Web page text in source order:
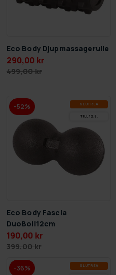
Eco Body Djupmassagerulle
290,00 kr
499,00 kr
-52% SLUT­REA
TILL 12.8.
Eco Body Fascia
DuoBoll12cm
190,00 kr
399,00 kr
-36% SLUT­REA